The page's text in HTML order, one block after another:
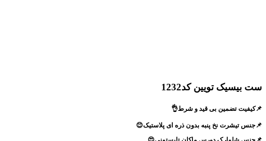
ست بیسیک تویین کد1232
📌کیفیت تضمین بی قید و شرط👌
📌جنس تیشرت نخ پنبه بدون ذره ای پلاستیک😊